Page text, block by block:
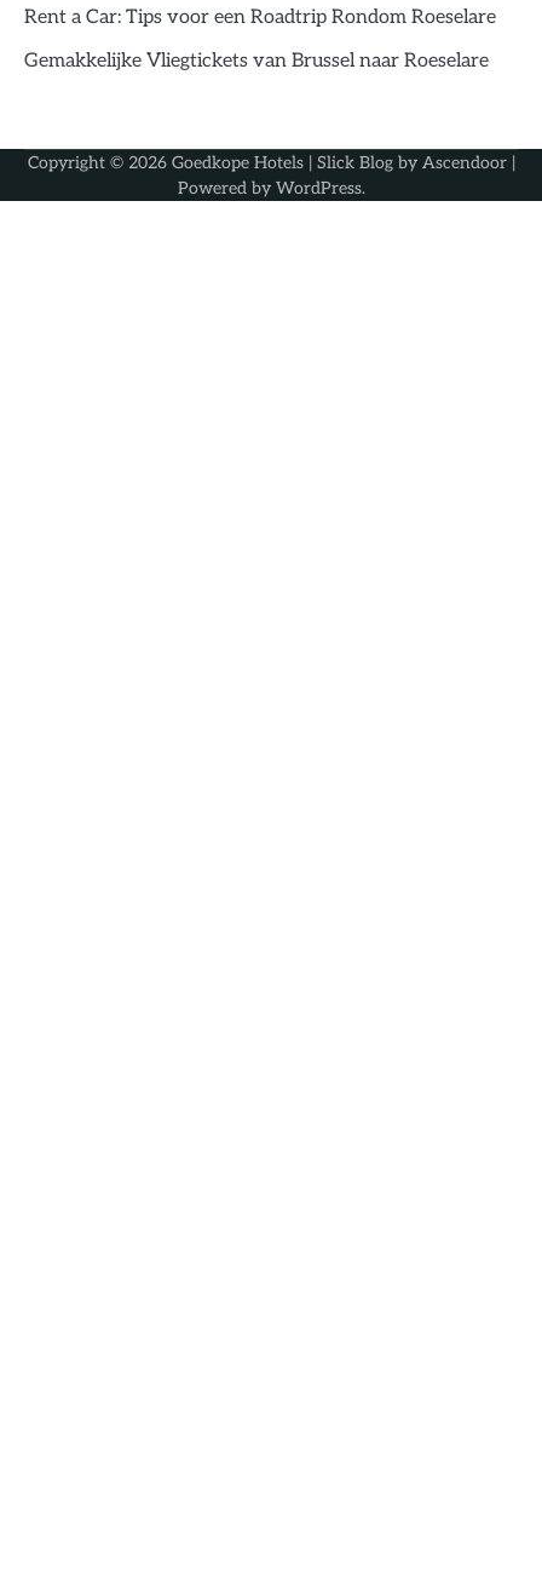
Rent a Car: Tips voor een Roadtrip Rondom Roeselare
Gemakkelijke Vliegtickets van Brussel naar Roeselare
Copyright © 2026 Goedkope Hotels| Slick Blog by Ascendoor|
Powered by WordPress.